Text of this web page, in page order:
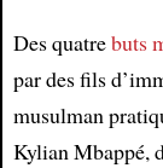
Article
Des quatrebuts
par des fils
musulman
Kylian Mbappé,